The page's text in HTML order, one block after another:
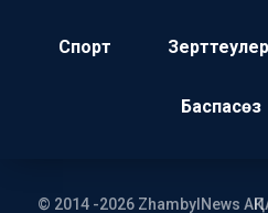
Спорт Зерттеулер
Баспасөз
© 2014 -2026 ZhambylNews